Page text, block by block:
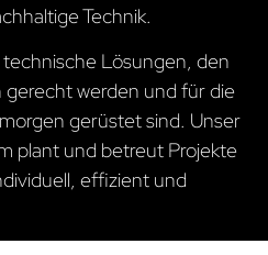
Technik.
technische Lösungen, den
werden und für die
gerüstet sind. Unser
plant und betreut Projekte
effizient und